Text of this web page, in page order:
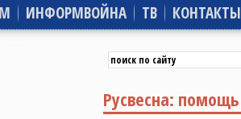
ИНФОРМВОЙНА ТВ КОНТАКТЫ
Русвесна: